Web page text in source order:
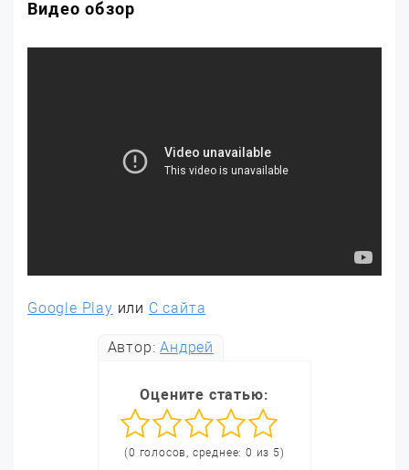
Видео обзор
Google Play или С сайта
Автор:Андрей
Оцените статью:
(0 голосов, среднее: 0 из 5)